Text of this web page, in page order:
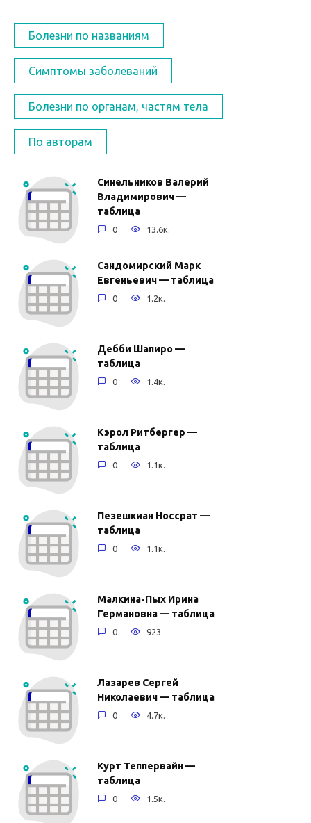
Болезни по названиям
Симптомы заболеваний
Болезни по органам, частям тела
По авторам
Синельников Валерий
Владимирович —
таблица
0 13.6к.
Сандомирский Марк
Евгеньевич — таблица
0 1.2к.
Дебби Шапиро —
таблица
0 1.4к.
Кэрол Ритбергер —
таблица
0 1.1к.
Пезешкиан Носсрат —
таблица
0 1.1к.
Малкина-Пых Ирина
Германовна — таблица
0 923
Лазарев Сергей
Николаевич — таблица
0 4.7к.
Курт Теппервайн —
таблица
0 1.5к.